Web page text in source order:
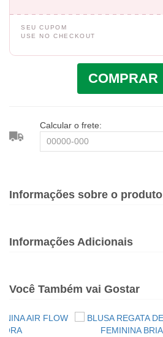
SEU CUPOM
USE NO CHECKOUT
COMPRAR
Calcular o frete:
Informações sobre o produto
Informações Adicionais
Você Também vai Gostar